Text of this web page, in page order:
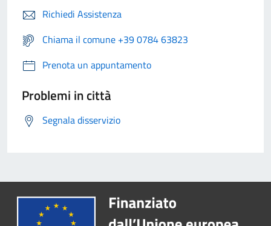
Richiedi Assistenza
Chiama il comune +39 0784 63823
Prenota un appuntamento
Problemi in città
Segnala disservizio